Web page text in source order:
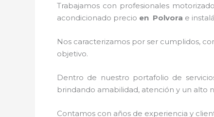
Trabajamos con profesionales
acondicionado precio en Polvora e
Nos caracterizamos por ser cumplidos,
objetivo.
Dentro de nuestro portafolio de
brindando amabilidad, atención y un alto
Contamos con años de experiencia y